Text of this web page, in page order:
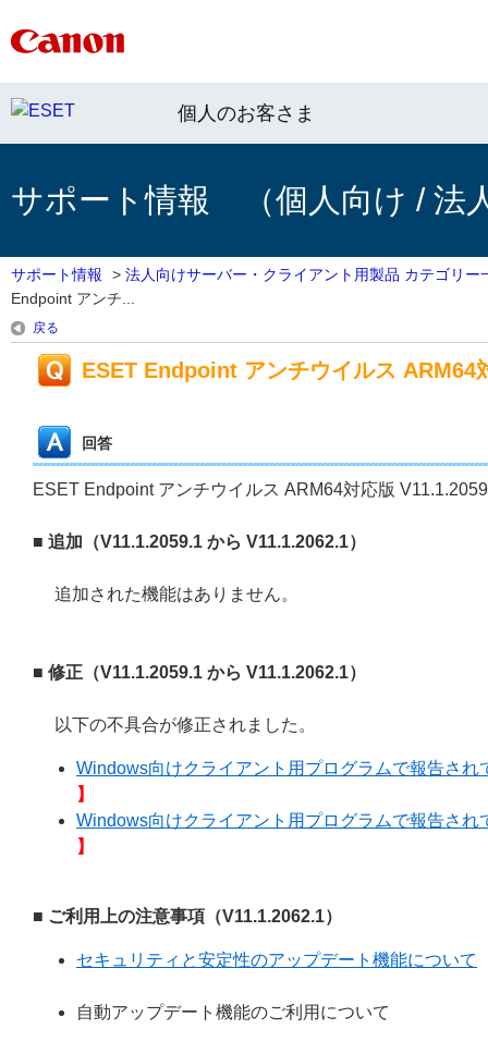
個人のお客さま
サポート情報 （個人向け / 法
サポート情報 > 法人向けサーバー・クライアント用製品 カテゴリー
Endpoint アンチ...
戻る
ESET Endpoint アンチウイルス
回答
ESET Endpoint アンチウイルス ARM64対応版
■ 追加（V11.1.2059.1 から V11.1.2062.1）
追加された機能はありません。
■ 修正（V11.1.2059.1 から V11.1.2062.1）
以下の不具合が修正されました。
Windows向けクライアント用プログラムで報告さ
】
Windows向けクライアント用プログラムで報告さ
】
■ ご利用上の注意事項（V11.1.2062.1）
セキュリティと安定性のアップデート機能について
自動アップデート機能のご利用について